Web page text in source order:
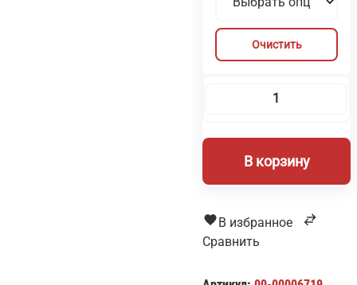
300 ₽
Очистить
Лак
тонер
стекла
после
обработки
В корзину
В избранное
Сравнить